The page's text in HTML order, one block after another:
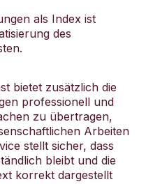
als Index ist
des
bietet zusätzlich die
professionell und
zu übertragen,
Arbeiten
stellt sicher, dass
bleibt und die
korrekt dargestellt